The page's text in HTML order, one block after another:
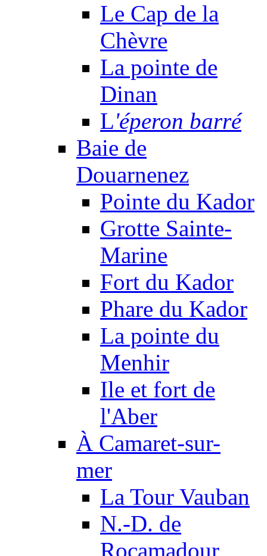
Le Cap de la
Chèvre
La pointe de
Dinan
L'éperon barré
Baie de
Douarnenez
Pointe du Kador
Grotte Sainte-
Marine
Fort du Kador
Phare du Kador
La pointe du
Menhir
Ile et fort de
l'Aber
À Camaret-sur-
mer
La Tour Vauban
N.-D. de
Rocamadour